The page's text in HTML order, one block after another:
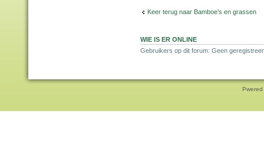
Keer terug naar Bamboe's en grassen
WIE IS ER ONLINE
Gebruikers op dit forum: Geen